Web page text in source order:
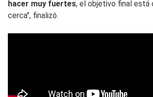
hacer muy fuertes, el objetivo final está
cerca", finalizó.